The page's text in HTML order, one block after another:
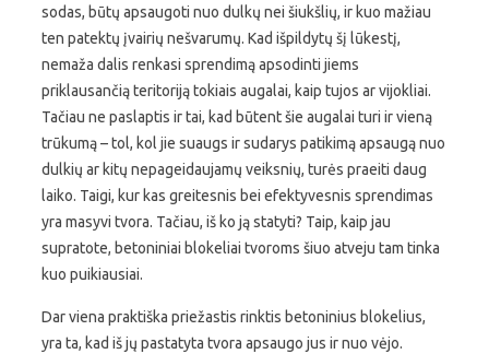
sodas, būtų apsaugoti nuo dulkų nei šiukšlių, ir kuo mažiau
ten patektų įvairių nešvarumų. Kad išpildytų šį lūkestį,
nemaža dalis renkasi sprendimą apsodinti jiems
priklausančią teritoriją tokiais augalai, kaip tujos ar vijokliai.
Tačiau ne paslaptis ir tai, kad būtent šie augalai turi ir vieną
trūkumą – tol, kol jie suaugs ir sudarys patikimą apsaugą nuo
dulkių ar kitų nepageidaujamų veiksnių, turės praeiti daug
laiko. Taigi, kur kas greitesnis bei efektyvesnis sprendimas
yra masyvi tvora. Tačiau, iš ko ją statyti? Taip, kaip jau
supratote, betoniniai blokeliai tvoroms šiuo atveju tam tinka
kuo puikiausiai.
Dar viena praktiška priežastis rinktis betoninius blokelius,
yra ta, kad iš jų pastatyta tvora apsaugo jus ir nuo vėjo.